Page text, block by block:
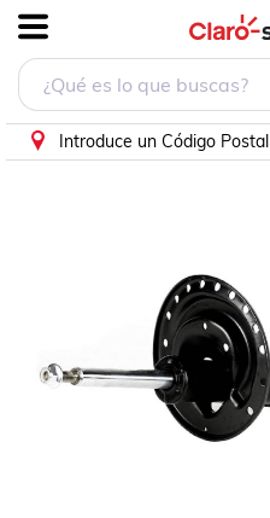
Introduce un Código Postal